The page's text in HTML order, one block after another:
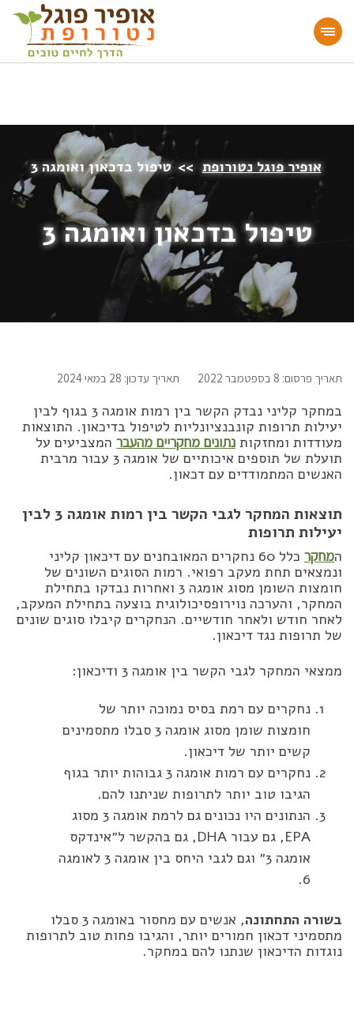
מעוניינים להעמיק או להתחיל דרך חיים בריאה?
הצטרפו לאתר!
אופיר פוגל נטורופת >> טיפול בדכאון ואומגה 3
טיפול בדכאון ואומגה 3
תאריך פרסום: 8 בספטמבר 2022 תאריך עדכון: 28 במאי 2024
במחקר קליני נבדק הקשר בין רמות אומגה 3 בגוף לבין
יעילות תרופות קונבנציונליות לטיפול בדיכאון. התוצאות
מעודדות ומחזקות נתונים מחקריים מהעבר המצביעים על
תועלת של תוספים איכותיים של אומגה 3 עבור מרבית
האנשים המתמודדים עם דכאון.
תוצאות המחקר לגבי הקשר בין רמות אומגה 3 לבין
יעילות תרופות
המחקר
כלל 60 נחקרים המאובחנים עם דיכאון קליני
ונמצאים תחת מעקב רפואי. רמות הסוגים השונים של
חומצות השומן מסוג אומגה 3 ואחרות נבדקו בתחילת
המחקר, והערכה נוירופסיכולוגית בוצעה בתחילת המעקב,
לאחר חודש ולאחר חודשיים. הנחקרים קיבלו סוגים שונים
של תרופות נגד דיכאון.
ממצאי המחקר לגבי הקשר בין אומגה 3 ודיכאון:
נחקרים עם רמת בסיס נמוכה יותר של
חומצות שומן מסוג אומגה 3 סבלו מתסמינים
קשים יותר של דיכאון.
נחקרים עם רמות אומגה 3 גבוהות יותר בגוף
הגיבו טוב יותר לתרופות שניתנו להם.
הנתונים היו נכונים גם לרמת אומגה 3 מסוג
EPA, גם עבור DHA, גם בהקשר ל״אינדקס
אומגה 3״ וגם לגבי היחס בין אומגה 3 לאומגה
6.
בשורה התחתונה
, אנשים עם מחסור באומגה 3 סבלו
מתסמיני דכאון חמורים יותר, והגיבו פחות טוב לתרופות
נוגדות הדיכאון שנתנו להם במחקר.